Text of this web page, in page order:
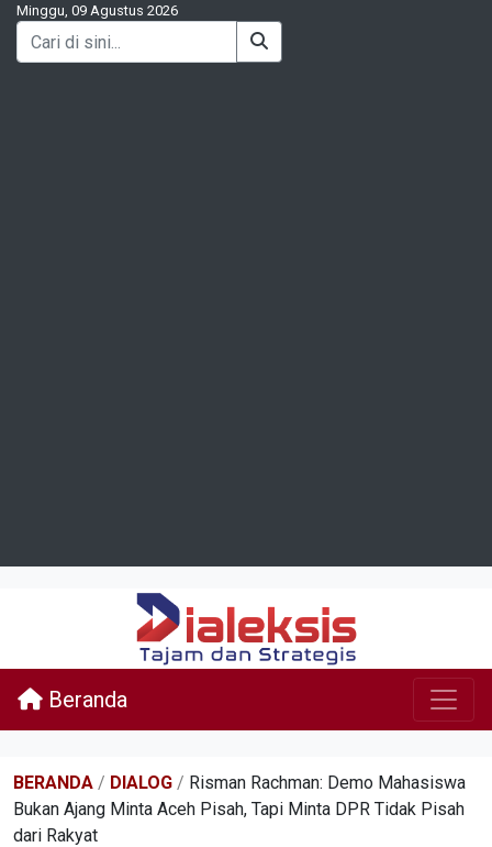
Minggu, 09 Agustus 2026
Beranda
BERANDA / DIALOG / Risman Rachman: Demo Mahasiswa
Bukan Ajang Minta Aceh Pisah, Tapi Minta DPR Tidak Pisah
dari Rakyat